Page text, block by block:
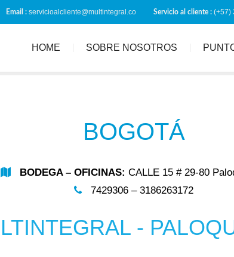
Email : servicioalcliente@multintegral.co Servicio al cliente : (+57)
HOME SOBRE NOSOTROS
BOGOTÁ
BODEGA – OFICINAS: CALLE 15 # 29-80
7429306 – 3186263172
-